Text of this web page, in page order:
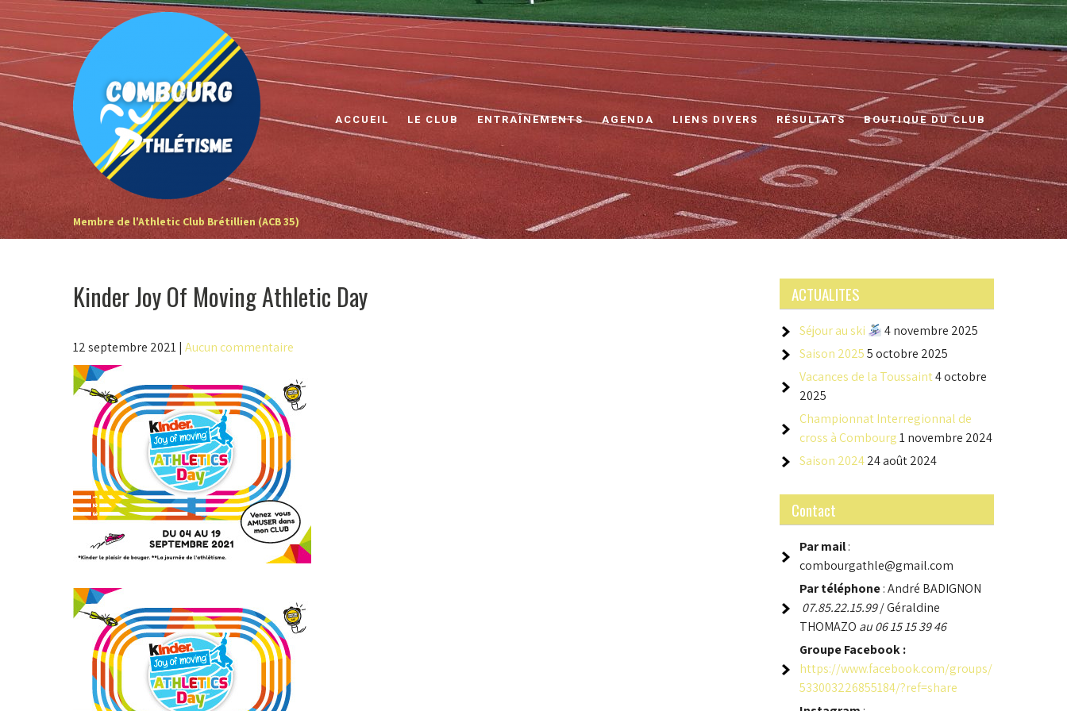
to
content
Membre de l'Athletic Club Brétillien (ACB 35)
ACCUEIL LE CLUB ENTRAÎNEMENTS AGENDA LIENS DIVERS RÉSULTATS BOUTIQUE DU CLUB
Kinder Joy Of Moving Athletic Day
12 septembre 2021| Aucun commentaire
ACTUALITES
Séjour au ski
4 novembre 2025
Saison 20255 octobre 2025
Vacances de la Toussaint4 octobre
2025
Championnat Interregionnal de
cross à Combourg1 novembre 2024
Saison 202424 août 2024
Contact
Par mail:
combourgathle@gmail.com
Par téléphone: André BADIGNON
07.85.22.15.99/ Géraldine
THOMAZO au 06 15 15 39 46
GroupeFacebook :
https://www.facebook.com/groups/
533003226855184/?ref=share